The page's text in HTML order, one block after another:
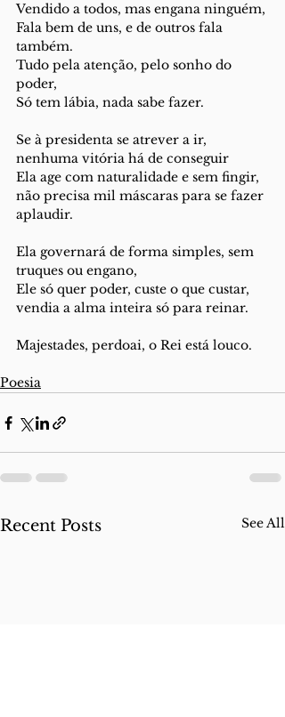
Vendido a todos, mas engana ninguém,
Fala bem de uns, e de outros fala
também.
Tudo pela atenção, pelo sonho do
poder,
Só tem lábia, nada sabe fazer.
Se à presidenta se atrever a ir,
nenhuma vitória há de conseguir
Ela age com naturalidade e sem fingir,
não precisa mil máscaras para se fazer
aplaudir.
Ela governará de forma simples, sem
truques ou engano,
Ele só quer poder, custe o que custar,
vendia a alma inteira só para reinar.
Majestades, perdoai, o Rei está louco.
Poesia
Recent Posts See All